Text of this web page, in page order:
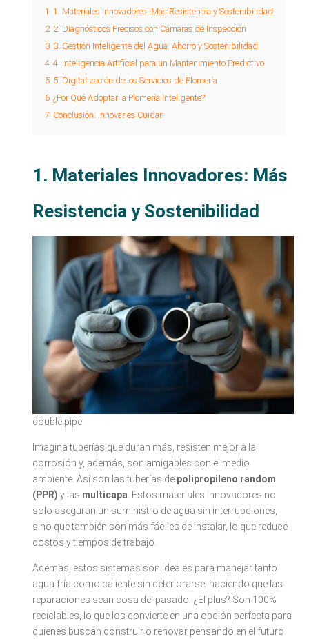
1 1. Materiales Innovadores: Más Resistencia y Sostenibilidad
2 2. Diagnósticos Precisos con Cámaras de Inspección
3 3. Gestión Inteligente del Agua: Ahorro y Sostenibilidad
4 4. Inteligencia Artificial para un Mantenimiento Predictivo
5 5. Digitalización de los Servicios de Plomería
6 ¿Por Qué Adoptar la Plomería Inteligente?
7 Conclusión: Innovar es Cuidar
1. Materiales Innovadores: Más
Resistencia y Sostenibilidad
double pipe
Imagina tuberías que duran más, resisten mejor a la
corrosión y, además, son amigables con el medio
ambiente. Así son las tuberías de polipropileno random
(PPR) y las multicapa . Estos materiales innovadores no
solo aseguran un suministro de agua sin interrupciones,
sino que también son más fáciles de instalar, lo que reduce
costos y tiempos de trabajo.
Además, estos sistemas son ideales para manejar tanto
agua fría como caliente sin deteriorarse, haciendo que las
reparaciones sean cosa del pasado. ¿El plus? Son 100%
reciclables, lo que los convierte en una opción perfecta para
quienes buscan construir o renovar pensando en el futuro